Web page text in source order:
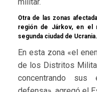
militar.
Otra de las zonas
región de Járkov, en el
segunda ciudad de Ucrania.
En esta zona «el
de los Distritos
concentrando